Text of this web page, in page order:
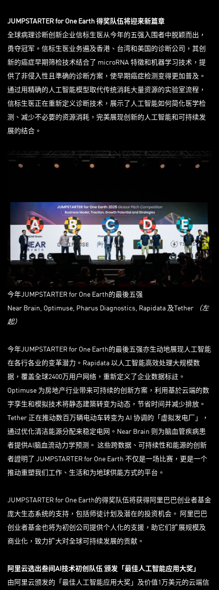
JUMPSTARTER for One Earth得奖队伍将迎来新篇章
全球病理诊断创新企业信标生医从今年的五强入围者中脱颖而出，
勇夺冠军。信标生医业务遍及香港、台湾和美国的诊断公司，其创
新的癌症早期筛检技术结合了 microRNA 特徵和机器学习技术，提
供了非侵入性且準确的诊断方案，使早期癌症检测变得更加普及。
通过用精确的人工智能模型取代传统消耗大量资源的实验室流程，
信标生医正在重新定义诊断技术，展示了人工智能如何简化医学检
测、减少不必要的资源消耗，完美展现创新的人工智能和可持续发
展的结合。
今年JUMPSTARTER for One Earth的最後五强
Near Brain, Optimuse, Pharus Diagnostics, Rapidata 及Tether
（左
起）
今年JUMPSTARTER for One Earth的最後五强亦生动地展现人工智能
在各行各业的变革潜力。Rapidata 以人工智能高效处理大规模数
据，覆盖全球2400万用户网络，重新定义了企业数据标註。
Optimuse 为房地产行业带来可持续的创新方案，利用基於云端的数
字孪生和模拟技术将静态建築转变为动态，节省时间并减少排放。
Tether 正在推动数百万辆电动车转变为 AI 协调的「虚拟发电厂」，
通过优化清洁能源分配来稳定电网。Near Brain 则为脑血管疾病患
者提供AI脑血流动力学预测。 这些跨数据、可持续性和能源的创新
者證明了 JUMPSTARTER for One Earth 不仅是一场比赛，更是一个
推动重塑我们工作、生活和为地球供能方式的平台。
JUMPSTARTER for One Earth的得奖队伍将获得阿里巴巴创业者基金
庞大生态系统的支持，包括师徒计划及潜在的投资机会。 阿里巴巴
创业者基金也将为初创公司提供个人化的支援，助它们扩展规模及
商业化，致力扩大对全球可持续发展的贡献。
阿里云选出叁间AI技术初创队伍 颁发「最佳人工智能应用大奖」
由阿里云颁发的「最佳人工智能应用大奖」及价值1万美元的云端信